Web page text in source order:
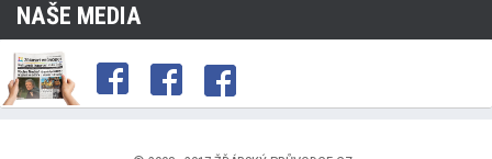
NAŠE MEDIA